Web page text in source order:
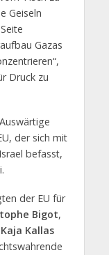
Geiseln
Gazas
Druck zu
der sich mit
befasst,
der EU für
Bigot,
Kaja Kallas